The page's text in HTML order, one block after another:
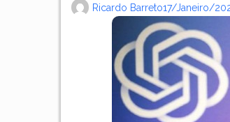
Ricardo Barreto17/janeiro/